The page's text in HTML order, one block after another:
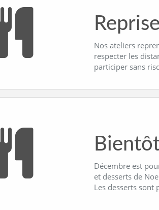
Nos ateliers
respecter les
participer sans
Décembre est
et desserts de
Les desserts sont